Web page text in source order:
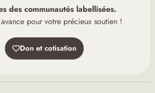
des communautés labellisées.
pour votre précieux soutien !
Don et cotisation